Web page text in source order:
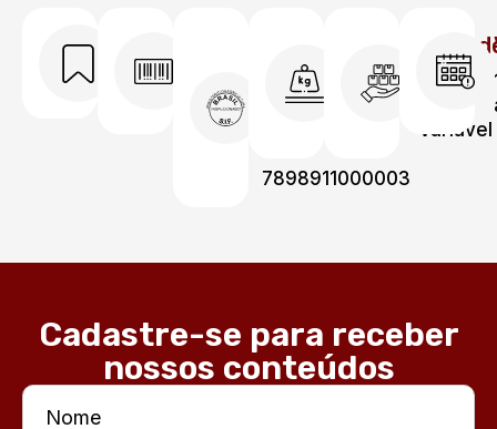
1331
17898911000000
barras
7898911000003
por
caixa
por
caixa
Variável
Cadastre-se para receber
nossos conteúdos